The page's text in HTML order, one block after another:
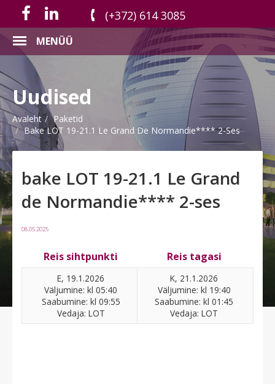
(+372) 614 3085
MENÜÜ
Uudised
Avaleht
Paketid
Bake LOT 19-21.1 Le Grand De Normandie**** 2-Ses
bake LOT 19-21.1 Le Grand
de Normandie**** 2-ses
08.05.2025
Reis sihtpunkti Reis tagasi
E, 19.1.2026
Väljumine: kl 05:40
Saabumine: kl 09:55
Vedaja: LOT
K, 21.1.2026
Väljumine: kl 19:40
Saabumine: kl 01:45
Vedaja: LOT